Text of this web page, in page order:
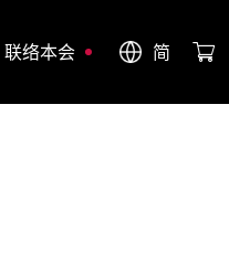
联络本会 简